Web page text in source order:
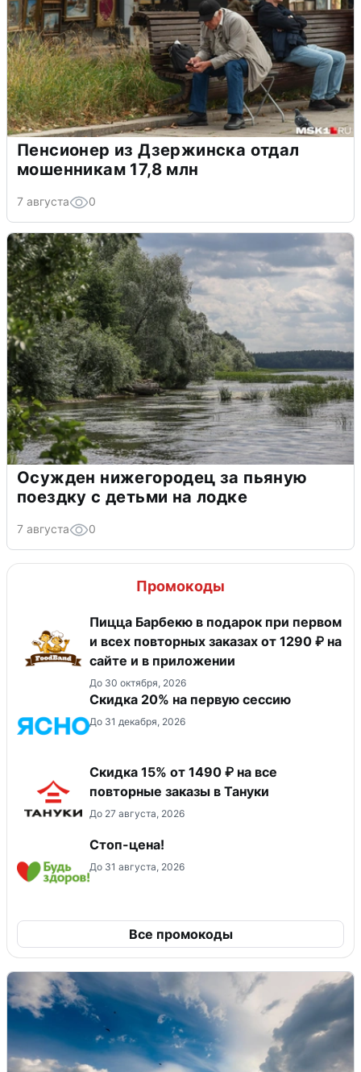
Пенсионер из Дзержинска отдал
мошенникам 17,8 млн
7 августа 0
Осужден нижегородец за пьяную
поездку с детьми на лодке
7 августа 0
Промокоды
Пицца Барбекю в подарок при первом
и всех повторных заказах от 1290 ₽ на
сайте и в приложении
До 30 октября, 2026
Скидка 20% на первую сессию
До 31 декабря, 2026
Скидка 15% от 1490 ₽ на все
повторные заказы в Тануки
До 27 августа, 2026
Стоп-цена!
До 31 августа, 2026
Все промокоды